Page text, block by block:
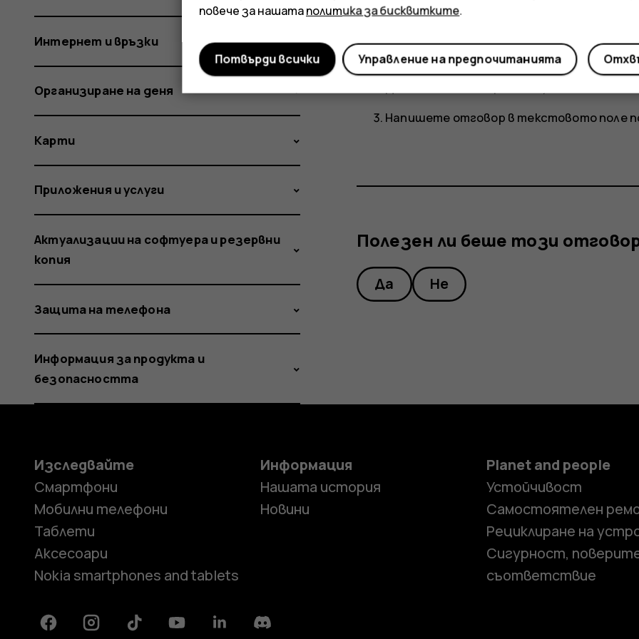
ДокоснетеСъобщения.
Напишете отговор в текстовото поле
Полезен ли беше този
Да Не
Интернет и връзки
Организиране на деня
Карти
Приложения и услуги
Актуализации на софтуера и резервни
копия
Защита на телефона
Информация за продукта и
безопасността
Изследвайте
Смартфони
Мобилни телефони
Таблети
Аксесоари
Nokia smartphones and tablets
Информация
Нашата история
Новини
Planet and people
Устойчивост
Самостоятелен
Рециклиране на
Сигурност,
съответствие
FacebookInstagramTiktok YoutubeLinkedinDiscord
повече за нашатаполитика за бисквитките.
Управление на предпочитанията
Потвърди всички